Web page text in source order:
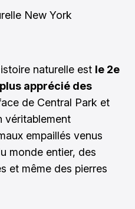
naturelle est le 2e
apprécié des
de Central Park et
véritablement
empaillés venus
monde entier, des
et même des pierres